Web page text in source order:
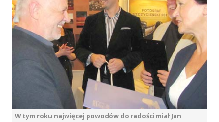
W tym roku najwięcej powodów do radości miał Jan